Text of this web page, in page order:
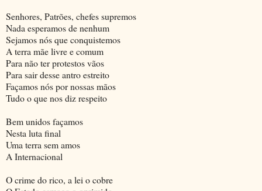
Senhores, Patrões, chefes supremos
Nada esperamos de nenhum
Sejamos nós que conquistemos
A terra mãe livre e comum
Para não ter protestos vãos
Para sair desse antro estreito
Façamos nós por nossas mãos
Tudo o que nos diz respeito
Bem unidos façamos
Nesta luta final
Uma terra sem amos
A Internacional
O crime do rico, a lei o cobre